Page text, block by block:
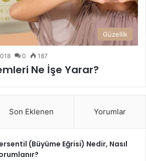
Güzellik
0 187
Ne İşe Yarar?
Son Eklenen Yorumlar
(Büyüme Eğrisi) Nedir, Nasıl